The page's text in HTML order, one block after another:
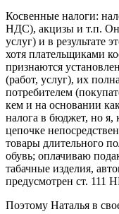
Косвенные налоги:
НДС), акцизы и т.п.
услуг) и в результате
хотя плательщиками
признаются
(работ, услуг), их
потребителем
кем и на основании
налога в бюджет, но я,
цепочке
товары длительного
обувь; оплачиваю
табачные изделия,
предусмотрен ст. 111
Поэтому Наталья в